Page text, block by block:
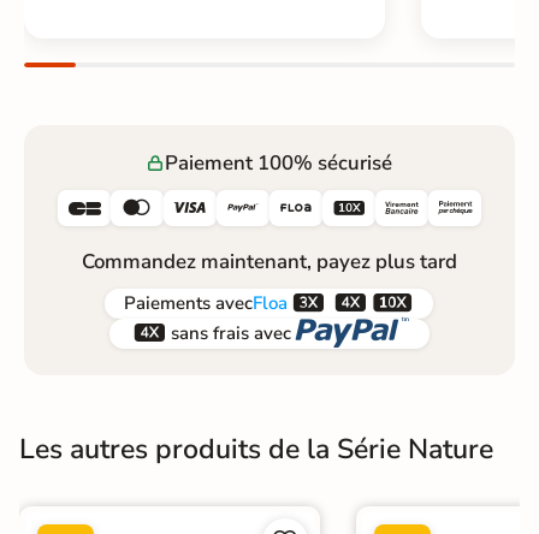
Paiement 100% sécurisé
     
Commandez maintenant, payez plus tard
Paiements avecFloa  
 sans frais avec 
Les autres produits de la Série Nature